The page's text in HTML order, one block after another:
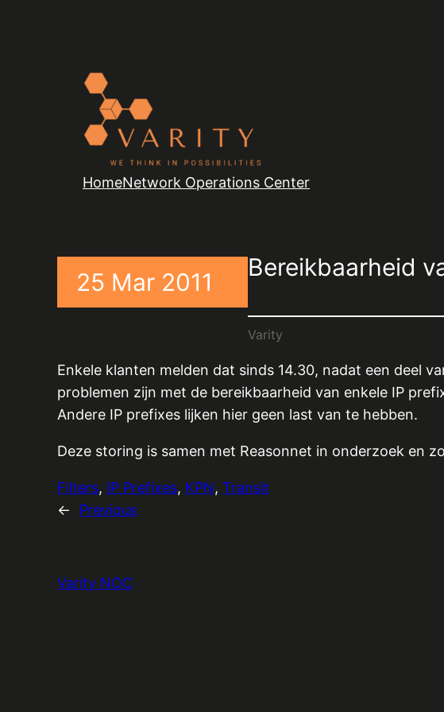
HomeNetwork Operations Center
25 Mar 2011
Bereikbaarheid
Varity
Enkele klanten melden dat sinds 14.30, nadat een deel
problemen zijn met de bereikbaarheid van enkele IP
Andere IP prefixes lijken hier geen last van te hebben.
Deze storing is samen met Reasonnet in onderzoek en
Filters, IP Prefixes, KPN, Transit
←
Previous
Varity NOC